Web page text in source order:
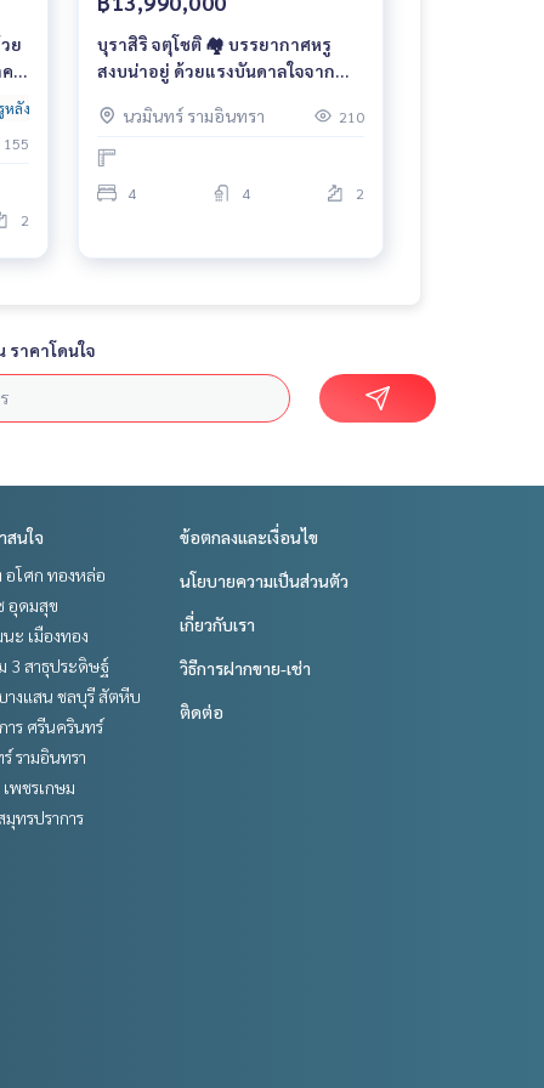
ย
า
ลังใหญ่
บ้านเดี่ยว
155
2
บุราสิริ จตุโชติ 🏘 บรรยากาศหรู
สงบน่าอยู่ ด้วยแรงบันดาลใจจาก
บาท*นวมินทร์ รามอินทรา 210
4 4 2
ราคาโดนใจ
สนใจ
อโศก ทองหล่อ
อุดมสุข
ะ เมืองทอง
3 สาธุประดิษฐ์
างแสน ชลบุรี สัตหีบ
ร ศรีนครินทร์
รามอินทรา
พชรเกษม
มุทรปราการ
ข้อตกลงและเงื่อนไข
นโยบายความเป็นส่วนตัว
เกี่ยวกับเรา
วิธีการฝากขาย-เช่า
ติดต่อ